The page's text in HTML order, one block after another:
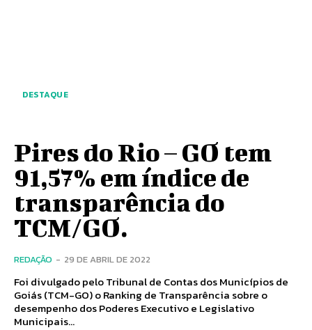
DESTAQUE
Pires do Rio – GO tem
91,57% em índice de
transparência do
TCM/GO.
REDAÇÃO - 29 DE ABRIL DE 2022
Foi divulgado pelo Tribunal de Contas dos Municípios de
Goiás (TCM-GO) o Ranking de Transparência sobre o
desempenho dos Poderes Executivo e Legislativo
Municipais...